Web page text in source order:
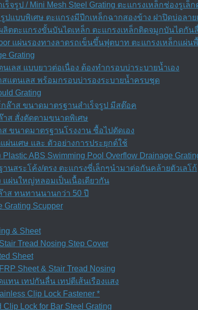
ร็จรูป / Mini Mesh Steel Grating ตะแกรงเหล็กช่องรูเ
ปแบบพิเศษ ตะแกรงมีปีกเหล็กฉากสองข้าง ฝาปิดบ่อลาย
ผลิตตะแกรงขั้นบันไดเหล็ก ตะแกรงเหล็กติดจมูกบันไดกัน
แผ่นรองทางลาดรถเข็นขึ้นฟุตบาท ตะแกรงเหล็กแผ่น
Grating
เลส แบบยาวต่อเนื่อง ต้องทำกรอบบ่าระบายน้ำเอง
สแตนเลส พร้อมกรอบบ่ารองระบายน้ำครบชุด
Grating
กล๊าส ขนาดมาตรฐานสำเร็จรูป มีสต๊อค
าส สั่งตัดตามขนาดพิเศษ
ส ขนาดมาตรฐานโรงงาน ซื้อไปตัดเอง
ผ่นเศษ และ ตัวอย่างการประยุกต์ใช้
ABS Swimming Pool Overflow Drainage
นสระโค้ง/ตรง ตะแกรงซี่เล็กๆนำมาต่อกันคล้ายตัวเลโก้
แผ่นใหญ่หลอมเป็นเนื้อเดียวกัน
าส ทนทานนานกว่า 50 ปี
Scupper
& Sheet
Tread Nosing Step Cover
Sheet
Sheet & Stair Tread Nosing
ทน เทปกันลื่น เทปตีเส้นเรืองแสง
Clip Lock Fastener *
Lock for Bar Steel Grating